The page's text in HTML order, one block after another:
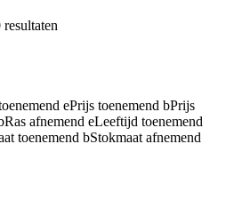
resultaten
ePrijs toenemend bPrijs
Ras afnemend eLeeftijd toenemend
toenemend bStokmaat afnemend